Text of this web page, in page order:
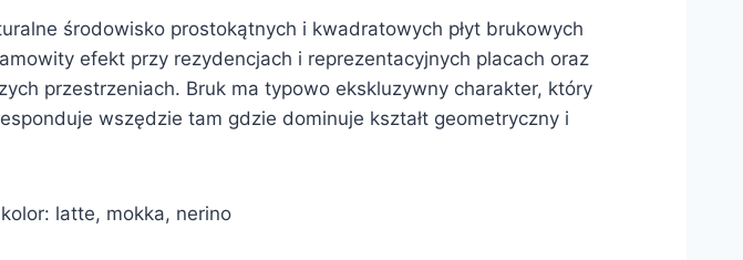
środowisko prostokątnych i kwadratowych płyt brukowych
efekt przy rezydencjach i reprezentacyjnych placach oraz
przestrzeniach. Bruk ma typowo ekskluzywny charakter, który
wszędzie tam gdzie dominuje kształt geometryczny i
latte, mokka, nerino